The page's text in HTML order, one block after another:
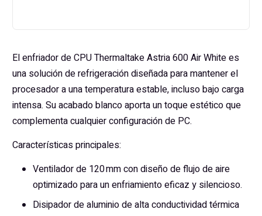
El enfriador de CPU Thermaltake Astria 600 Air White es
una solución de refrigeración diseñada para mantener el
procesador a una temperatura estable, incluso bajo carga
intensa. Su acabado blanco aporta un toque estético que
complementa cualquier configuración de PC.
Características principales:
Ventilador de 120 mm con diseño de flujo de aire
optimizado para un enfriamiento eficaz y silencioso.
Disipador de aluminio de alta conductividad térmica